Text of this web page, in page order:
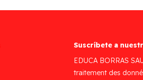
Suscríbete a
EDUCA BORRAS
traitement des